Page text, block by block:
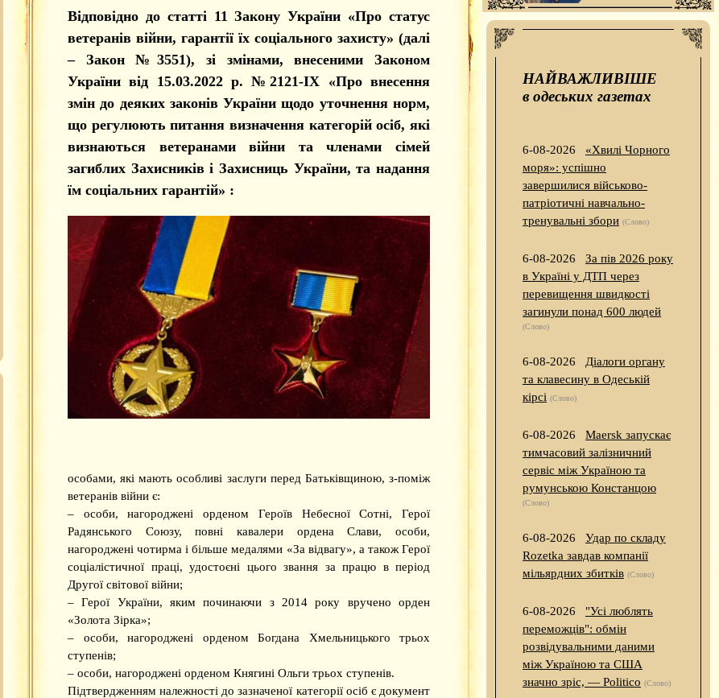
Відповідно до статті 11 Закону України «Про статус
ветеранів війни, гарантії їх соціального захисту» (далі
– Закон №3551), зі змінами, внесеними Законом
України від 15.03.2022 р. №2121-ІХ «Про внесення
змін до деяких законів України щодо уточнення норм,
що регулюють питання визначення категорій осіб, які
визнаються ветеранами війни та членами сімей
загиблих Захисників і Захисниць України, та надання
їм соціальних гарантій» :
особами, які мають особливі заслуги перед Батьківщиною, з-поміж
ветеранів війни є:
– особи, нагороджені орденом Героїв Небесної Сотні, Герої
Радянського Союзу, повні кавалери ордена Слави, особи,
нагороджені чотирма і більше медалями «За відвагу», а також Герої
соціалістичної праці, удостоєні цього звання за працю в період
Другої світової війни;
– Герої України, яким починаючи з 2014 року вручено орден
«Золота Зірка»;
– особи, нагороджені орденом Богдана Хмельницького трьох
ступенів;
– особи, нагороджені орденом Княгині Ольги трьох ступенів.
Підтвердженням належності до зазначеної категорії осіб є документ
НАЙВАЖЛИВІШЕ
в одеських газетах
6-08-2026
«Хвилі Чорного
моря»: успішно
завершилися військово-
патріотичні навчально-
тренувальні збори (Слово)
6-08-2026
За пів 2026 року
в Україні у ДТП через
перевищення швидкості
загинули понад 600 людей
(Слово)
6-08-2026
Діалоги органу
та клавесину в Одеській
кірсі (Слово)
6-08-2026
Maersk запускає
тимчасовий залізничний
сервіс між Україною та
румунською Констанцою
(Слово)
6-08-2026
Удар по складу
Rozetka завдав компанії
мільярдних збитків (Слово)
6-08-2026
"Усі люблять
переможців": обмін
розвідувальними даними
між Україною та США
значно зріс, — Politico (Слово)